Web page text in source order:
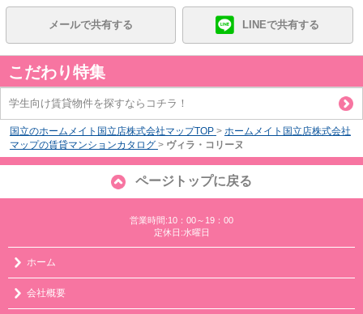
メールで共有する LINEで共有する
こだわり特集
学生向け賃貸物件を探すならコチラ！
国立のホームメイト国立店株式会社マップTOP > ホームメイト国立店株式会社
マップの賃貸マンションカタログ > ヴィラ・コリーヌ
ページトップに戻る
営業時間:10：00～19：00
定休日:水曜日
ホーム
会社概要